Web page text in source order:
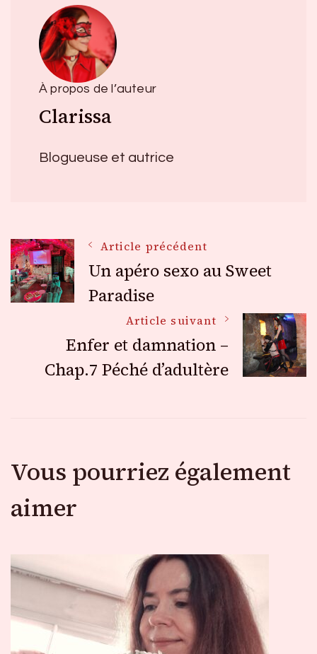
À propos de l’auteur
Clarissa
Blogueuse et autrice
Navigation
des
articles
Article précédent
Un apéro sexo au Sweet
Paradise
Article suivant
Enfer et damnation –
Chap.7 Péché d’adultère
Vous pourriez également
aimer